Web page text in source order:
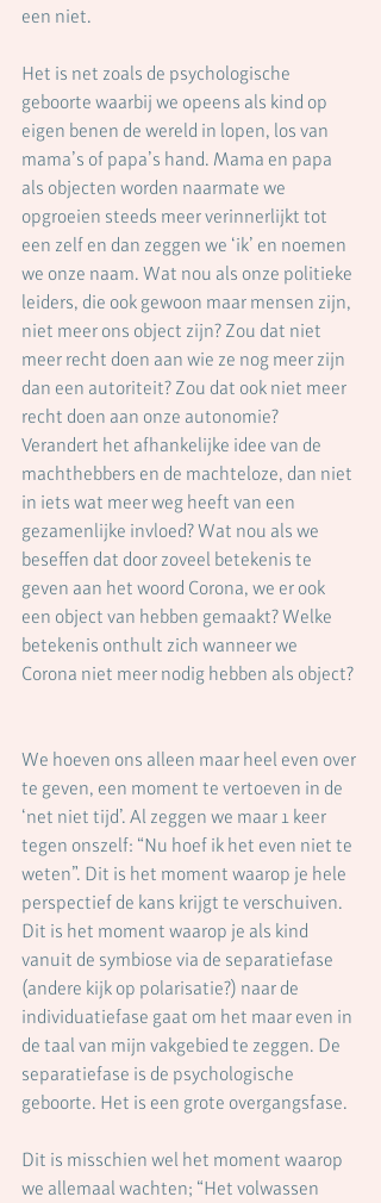
een niet.
Het is net zoals de psychologische
geboorte waarbij we opeens als kind op
eigen benen de wereld in lopen, los van
mama’s of papa’s hand. Mama en papa
als objecten worden naarmate we
opgroeien steeds meer verinnerlijkt tot
een zelf en dan zeggen we ‘ik’ en noemen
we onze naam. Wat nou als onze politieke
leiders, die ook gewoon maar mensen zijn,
niet meer ons object zijn? Zou dat niet
meer recht doen aan wie ze nog meer zijn
dan een autoriteit? Zou dat ook niet meer
recht doen aan onze autonomie?
Verandert het afhankelijke idee van de
machthebbers en de machteloze, dan niet
in iets wat meer weg heeft van een
gezamenlijke invloed? Wat nou als we
beseffen dat door zoveel betekenis te
geven aan het woord Corona, we er ook
een object van hebben gemaakt? Welke
betekenis onthult zich wanneer we
Corona niet meer nodig hebben als object?
We hoeven ons alleen maar heel even over
te geven, een moment te vertoeven in de
‘net niet tijd’. Al zeggen we maar 1 keer
tegen onszelf: “Nu hoef ik het even niet te
weten”. Dit is het moment waarop je hele
perspectief de kans krijgt te verschuiven.
Dit is het moment waarop je als kind
vanuit de symbiose via de separatiefase
(andere kijk op polarisatie?) naar de
individuatiefase gaat om het maar even in
de taal van mijn vakgebied te zeggen. De
separatiefase is de psychologische
geboorte. Het is een grote overgangsfase.
Dit is misschien wel het moment waarop
we allemaal wachten; “Het volwassen